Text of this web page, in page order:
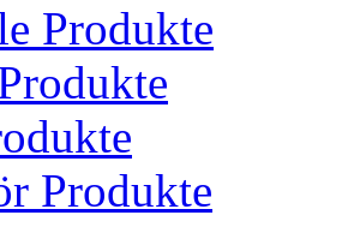
Produkte
Produkte